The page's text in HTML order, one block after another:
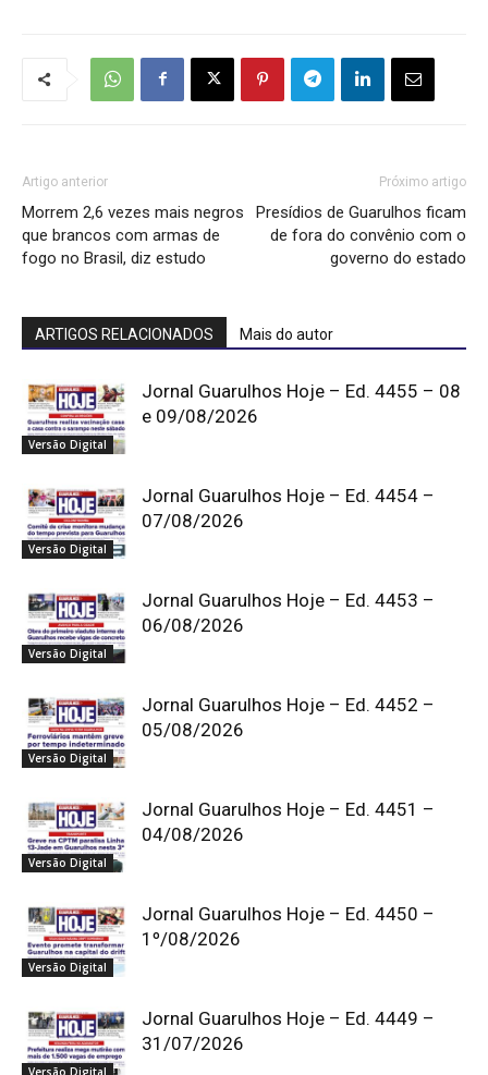
Artigo anterior
Morrem 2,6 vezes mais negros
que brancos com armas de
fogo no Brasil, diz estudo
Próximo artigo
Presídios de Guarulhos ficam
de fora do convênio com o
governo do estado
ARTIGOS RELACIONADOS Mais do autor
Versão Digital
Jornal Guarulhos Hoje – Ed. 4455 – 08
e 09/08/2026
Versão Digital
Jornal Guarulhos Hoje – Ed. 4454 –
07/08/2026
Versão Digital
Jornal Guarulhos Hoje – Ed. 4453 –
06/08/2026
Versão Digital
Jornal Guarulhos Hoje – Ed. 4452 –
05/08/2026
Versão Digital
Jornal Guarulhos Hoje – Ed. 4451 –
04/08/2026
Versão Digital
Jornal Guarulhos Hoje – Ed. 4450 –
1º/08/2026
Versão Digital
Jornal Guarulhos Hoje – Ed. 4449 –
31/07/2026